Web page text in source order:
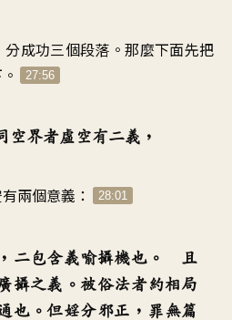
成功三個段落。那麼下面先把
27:56
空界者虛空有二義，
兩個意義： 28:01
二包含義喻攝機也。 且
攝之義。被俗法者約相局
也。但婬分邪正，罪無篇